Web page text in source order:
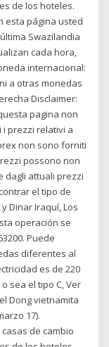
de los hoteles.
esta página usted
Swazilandia
cada hora,
internacional:
a otras monedas
Disclaimer:
pagina non
prezzi relativi a
non sono forniti
possono non
dagli attuali prezzi
el tipo de
Dinar Iraquí, Los
operación se
Puede
diferentes al
es de 220
sea el tipo C, Ver
Dong vietnamita
17).
de cambio